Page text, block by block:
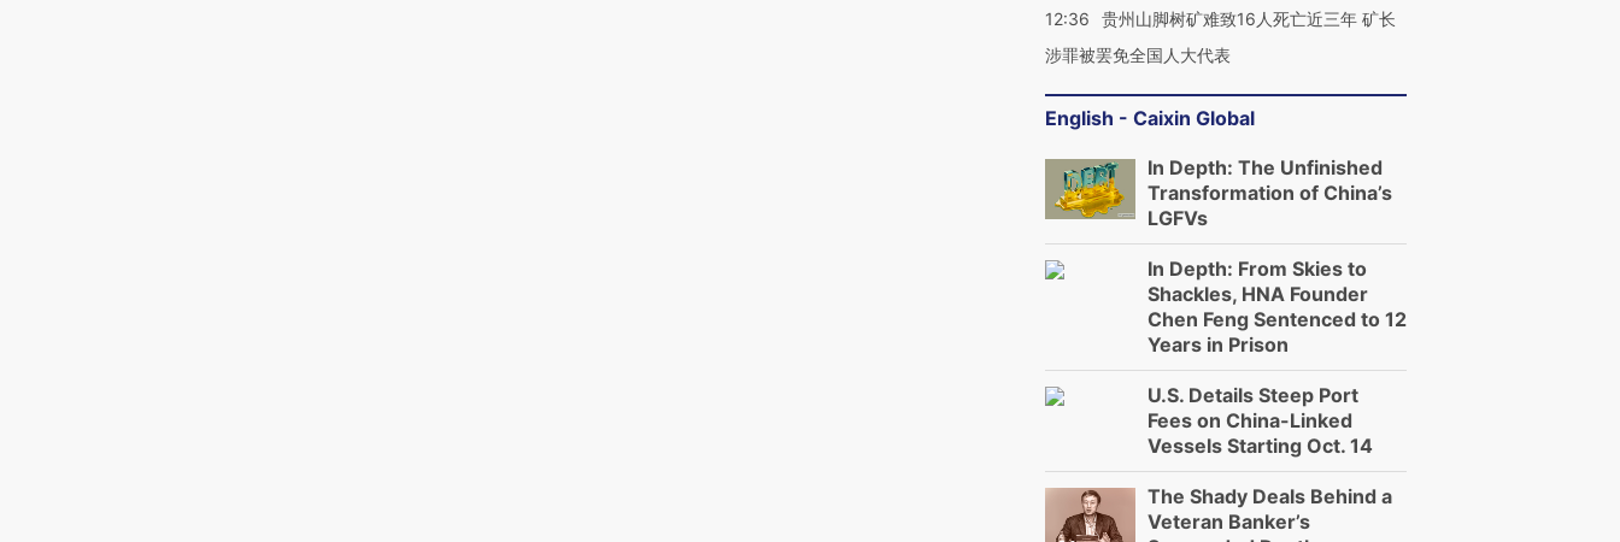
12:36
贵州山脚树矿难致16人死亡近三年 矿长
涉罪被罢免全国人大代表
English - Caixin Global
In Depth: The Unfinished
Transformation of China’s
LGFVs
In Depth: From Skies to
Shackles, HNA Founder
Chen Feng Sentenced to 12
Years in Prison
U.S. Details Steep Port
Fees on China-Linked
Vessels Starting Oct. 14
The Shady Deals Behind a
Veteran Banker’s